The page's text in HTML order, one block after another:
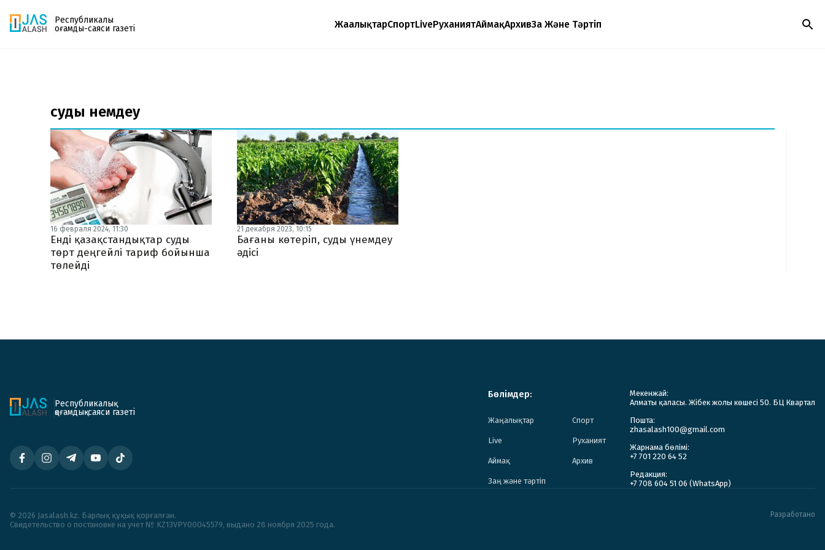
Республикалық
қоғамдық-саяси газеті
ЖаңалықтарСпортLiveРуханиятАймақАрхивЗаң Және Тәртіп
поштаңызға алып отырыңыз. Жаңа нөмір
шыққан сәтте сізге бірден жіберіледі. Тек email
енгізіңіз, біз қалғанын өзіміз жібереміз.
суды үнемдеу
16 февраля 2024, 11:30
Енді қазақстандықтар суды
төрт деңгейлі тариф бойынша
төлейді
21 декабря 2023, 10:15
Бағаны көтеріп, суды үнемдеу
әдісі
Республикалық
қоғамдық-саяси газеті
Бөлімдер:
Жаңалықтар Спорт
Live Руханият
Аймақ Архив
Заң және тәртіп
Мекенжай:
Алматы қаласы. Жібек жолы көшесі 50. БЦ Квартал
Пошта:
zhasalash100@gmail.com
Жарнама бөлімі:
+7 701 220 64 52
Редакция:
+7 708 604 51 06 (WhatsApp)
© 2026 Jasalash.kz. Барлық құқық қорғалған.
Cвидетельство о постановке на учет № KZ13VPY00045579, выдано 28 ноября 2025 года.
Разработано